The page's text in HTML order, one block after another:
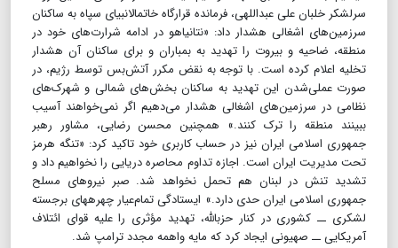
سرلشکر خلبان علی عبداللهی، فرمانده قرارگاه خاتم‎الانبیای سپاه به ساکنان
سرزمین‌های اشغالی هشدار داد: «نتانیاهو در ادامه شرارت‌های خود در
منطقه، ضاحیه و بیروت را تهدید به بمباران و برای ساکنان آن هشدار
تخلیه اعلام کرده است. با توجه به نقض مکرر آتش‌بس توسط رژیم، در
صورت عملی‌شدن این تهدید به ساکنان بخش‌های شمالی و شهرک‌های
نظامی در سرزمین‌های اشغالی هشدار می‌دهیم اگر نمی‌خواهند آسیب
ببینند منطقه را ترک کنند.» همچنین محسن رضایی، مشاور رهبر
جمهوری اسلامی ایران نیز در حساب کاربری خود تاکید کرد: «تنگه هرمز
تحت مدیریت ایران است. اجازه تداوم محاصره دریایی را نخواهیم داد و
تشدید تنش در لبنان هم تحمل نخواهد شد. صبر نیروهای مسلح
جمهوری اسلامی ایران حدی دارد.» ایستادگی تمام‌عیار چهره‎های برجسته
لشکری ــ کشوری در کنار حزب‎الله، تهدید مؤثری را علیه قوای ائتلاف
آمریکایی ــ صهیونی ایجاد کرد که مایه واهمه مجدد ترامپ شد.